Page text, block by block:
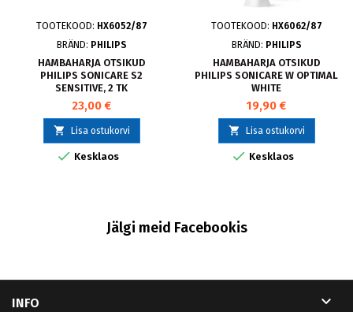
TOOTEKOOD: HX6052/87
BRÄND: PHILIPS
HAMBAHARJA OTSIKUD
PHILIPS SONICARE S2
SENSITIVE, 2 TK
23,00 €
 Lisa ostukorvi
 Kesklaos
TOOTEKOOD: HX6062/87
BRÄND: PHILIPS
HAMBAHARJA OTSIKUD
PHILIPS SONICARE W OPTIMAL
WHITE
19,90 €
 Lisa ostukorvi
 Kesklaos
Jälgi meid Facebookis
INFO 